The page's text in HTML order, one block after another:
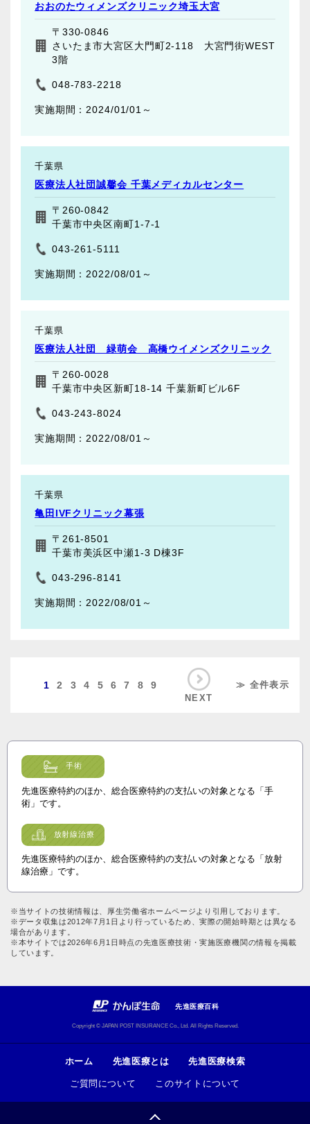
おおのたウィメンズクリニック埼玉大宮
〒330-0846
さいたま市大宮区大門町2-118 大宮門街WEST
3階
048-783-2218
2024/01/01～
千葉県
医療法人社団誠馨会 千葉メディカルセンター
〒260-0842
千葉市中央区南町1-7-1
043-261-5111
2022/08/01～
千葉県
医療法人社団 緑萌会 高橋ウイメンズクリニック
〒260-0028
千葉市中央区新町18-14 千葉新町ビル6F
043-243-8024
2022/08/01～
千葉県
亀田IVFクリニック幕張
〒261-8501
千葉市美浜区中瀬1-3 D棟3F
043-296-8141
2022/08/01～
1 2 3 4 5 6 7 8 9
NEXT
≫ 全件表示
手術
先進医療特約のほか、総合医療特約の支払いの対象となる「手
術」です。
放射線治療
先進医療特約のほか、総合医療特約の支払いの対象となる「放射
線治療」です。
※当サイトの技術情報は、厚生労働省ホームページより引用しております。
※データ収集は2012年7月1日より行っているため、実際の開始時期とは異なる
場合があります。
※本サイトでは2026年6月1日時点の先進医療技術・実施医療機関の情報を掲載
しています。
先進医療百科
Copyright © JAPAN POST INSURANCE Co., Ltd. All Rights Reserved.
ホーム 先進医療とは 先進医療検索
ご質問について このサイトについて